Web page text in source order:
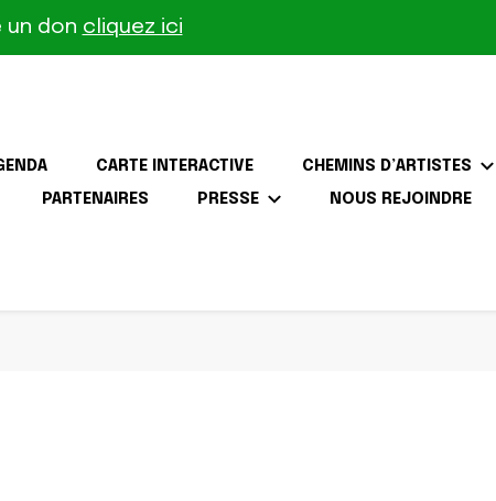
un don cliquez ici
CARTE INTERACTIVE
CHEMINS D’ARTISTES
PARTENAIRES PRESSE NOUS REJOINDRE